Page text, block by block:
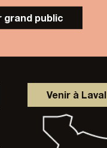
grand public
Venir à Laval